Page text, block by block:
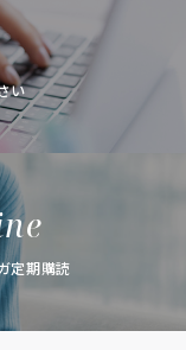
い
定期購読